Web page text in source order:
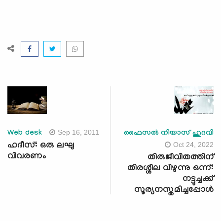
Web desk Sep 16, 2011
ഹദീസ്: ഒരു ലഘു
വിവരണം
ഫൈസല്‍ നിയാസ് ഹുദവി
Oct 24, 2022
തിരുജീവിതത്തിന്
തിരശ്ശീല വീഴുന്നു ഒന്ന്:
നട്ടുച്ചക്ക്
സൂര്യനസ്തമിച്ചപ്പോള്‍